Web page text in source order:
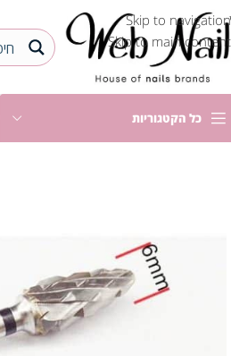
Skip to navigation
Skip to main content
כל הקטגוריות